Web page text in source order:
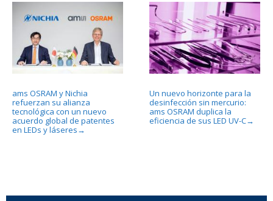
ams OSRAM y Nichia
refuerzan su alianza
tecnológica con un nuevo
acuerdo global de patentes
en LEDs y láseres →
Un nuevo horizonte para la
desinfección sin mercurio:
ams OSRAM duplica la
eficiencia de sus LED UV-C→